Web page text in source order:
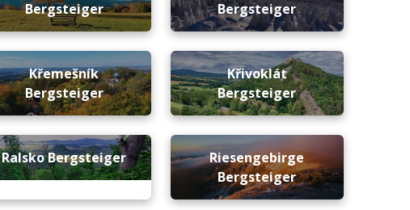
Bergsteiger
Bergsteiger
Křemešník
Bergsteiger
Křivoklát
Bergsteiger
Ralsko Bergsteiger
Riesengebirge
Bergsteiger